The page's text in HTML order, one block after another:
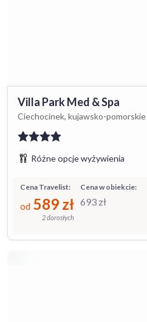
Villa Park Med & Spa
Ciechocinek, kujawsko-pomorskie
Różne opcje wyżywienia
Cena w obiekcie:
693 zł
Cena Travelist:
od 589 zł
2 dorosłych